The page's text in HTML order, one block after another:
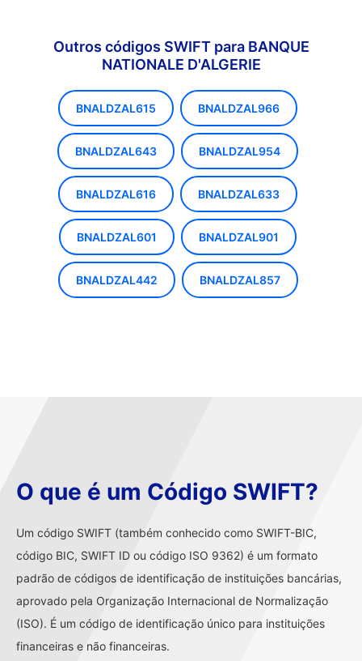
Outros códigos SWIFT para BANQUE
NATIONALE D'ALGERIE
BNALDZAL615 BNALDZAL966
BNALDZAL643 BNALDZAL954
BNALDZAL616 BNALDZAL633
BNALDZAL601 BNALDZAL901
BNALDZAL442 BNALDZAL857
O que é um Código SWIFT?
Um código SWIFT (também conhecido como SWIFT-BIC,
código BIC, SWIFT ID ou código ISO 9362) é um formato
padrão de códigos de identificação de instituições bancárias,
aprovado pela Organização Internacional de Normalização
(ISO). É um código de identificação único para instituições
financeiras e não financeiras.